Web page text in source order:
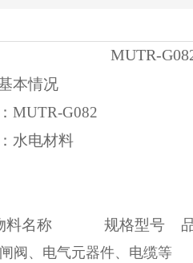
MUTR-
本情况
MUTR-G082
水电材料
料名称 规格型号
闸阀、电气元器